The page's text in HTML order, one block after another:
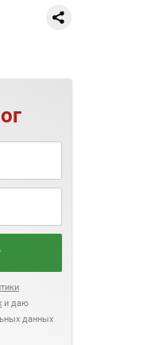
и даю
данных